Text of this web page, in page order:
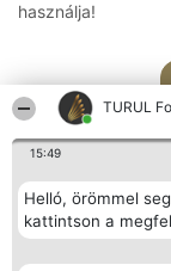
TURUL
15:49
Helló, örömmel
kattintson a
használja!
Rangsorszervező